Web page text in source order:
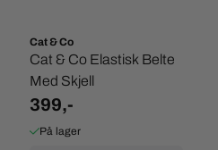
Cat & Co
Cat & Co Elastisk Belte
Med Skjell
399,-
På lager